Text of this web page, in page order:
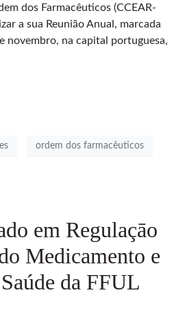
dos Farmacêuticos (CCEAR-
a sua Reunião Anual, marcada
novembro, na capital portuguesa,
ordem dos farmacêuticos
em Regulaçāo
Medicamento e
da FFUL